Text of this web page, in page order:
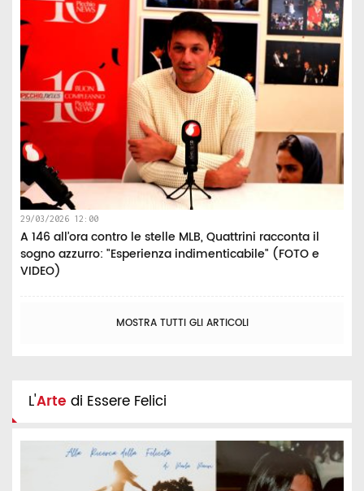
29/03/2026 12:00
A 146 all’ora contro le stelle MLB, Quattrini racconta il
sogno azzurro: "Esperienza indimenticabile" (FOTO e
VIDEO)
MOSTRA TUTTI GLI ARTICOLI
L'Arte di Essere Felici